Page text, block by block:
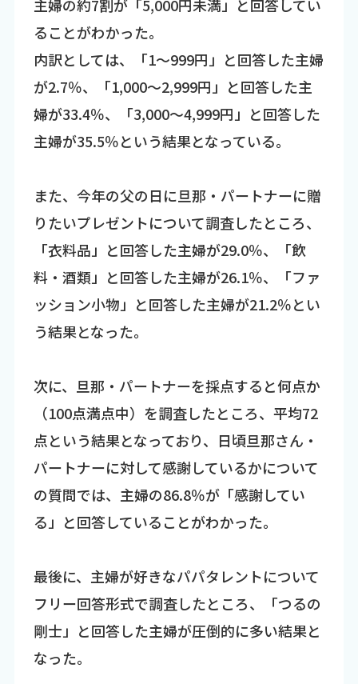
主婦の約7割が「5,000円未満」と回答してい
ることがわかった。
内訳としては、「1～999円」と回答した主婦
が2.7％、「1,000～2,999円」と回答した主
婦が33.4％、「3,000～4,999円」と回答した
主婦が35.5％という結果となっている。
また、今年の父の日に旦那・パートナーに贈
りたいプレゼントについて調査したところ、
「衣料品」と回答した主婦が29.0％、「飲
料・酒類」と回答した主婦が26.1％、「ファ
ッション小物」と回答した主婦が21.2％とい
う結果となった。
次に、旦那・パートナーを採点すると何点か
（100点満点中）を調査したところ、平均72
点という結果となっており、日頃旦那さん・
パートナーに対して感謝しているかについて
の質問では、主婦の86.8％が「感謝してい
る」と回答していることがわかった。
最後に、主婦が好きなパパタレントについて
フリー回答形式で調査したところ、「つるの
剛士」と回答した主婦が圧倒的に多い結果と
なった。